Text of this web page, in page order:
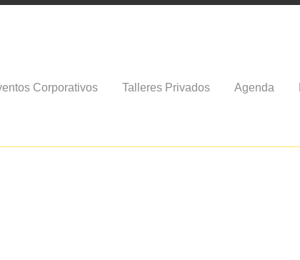
Corporativos Talleres Privados Agenda